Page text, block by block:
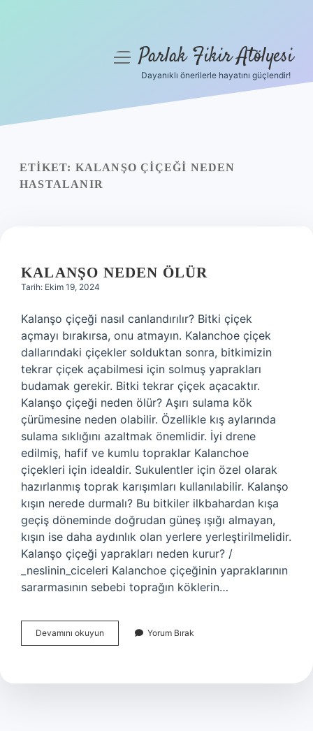
Yasal Uyarı
menüyüParlak Fikir Atölyesi
Dayanıklı önerilerle hayatını güçlendir!
ETIKET: KALANŞO ÇIÇEĞI NEDEN
HASTALANIR
KALANŞO NEDEN ÖLÜR
Tarih: Ekim 19, 2024
Kalanşo çiçeği nasıl canlandırılır? Bitki çiçek
açmayı bırakırsa, onu atmayın. Kalanchoe çiçek
dallarındaki çiçekler solduktan sonra, bitkimizin
tekrar çiçek açabilmesi için solmuş yaprakları
budamak gerekir. Bitki tekrar çiçek açacaktır.
Kalanşo çiçeği neden ölür? Aşırı sulama kök
çürümesine neden olabilir. Özellikle kış aylarında
sulama sıklığını azaltmak önemlidir. İyi drene
edilmiş, hafif ve kumlu topraklar Kalanchoe
çiçekleri için idealdir. Sukulentler için özel olarak
hazırlanmış toprak karışımları kullanılabilir. Kalanşo
kışın nerede durmalı? Bu bitkiler ilkbahardan kışa
geçiş döneminde doğrudan güneş ışığı almayan,
kışın ise daha aydınlık olan yerlere yerleştirilmelidir.
Kalanşo çiçeği yaprakları neden kurur? /
_neslinin_ciceleri Kalanchoe çiçeğinin yapraklarının
sararmasının sebebi toprağın köklerin…
Devamını okuyun
Neden
Yorum Bırak